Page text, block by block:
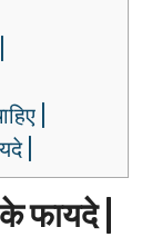
|
|
फायदे |